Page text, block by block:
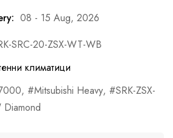
08 - 15 Aug, 2026
SRC-20-ZSX-WT-WB
климатици
, Mitsubishi Heavy,
SRK-ZSX-
Diamond